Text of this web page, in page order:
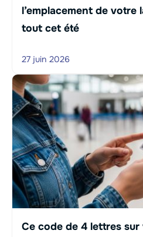
l’emplacement de votre
tout cet été
27 juin 2026
Ce code de 4 lettres